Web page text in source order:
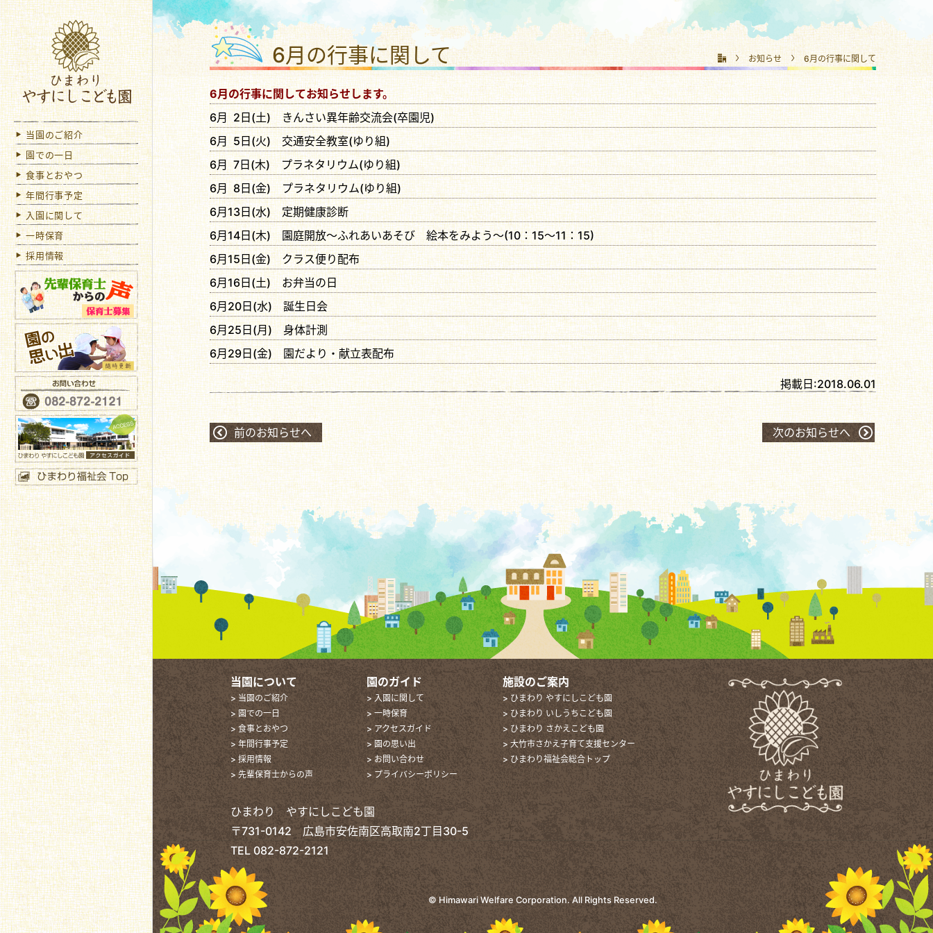
社会福祉法人 ひまわり福祉会
当園のご紹介
園での一日
食事とおやつ
年間行事予定
入園に関して
一時保育
採用情報
6月の行事に関して お知らせ 6月の行事に関して
6月の行事に関してお知らせします。
6月 2日(土) きんさい異年齢交流会(卒園児)
6月 5日(火) 交通安全教室(ゆり組)
6月 7日(木) プラネタリウム(ゆり組)
6月 8日(金) プラネタリウム(ゆり組)
6月13日(水) 定期健康診断
6月14日(木) 園庭開放～ふれあいあそび 絵本をみよう～(10：15～11：15)
6月15日(金) クラス便り配布
6月16日(土) お弁当の日
6月20日(水) 誕生日会
6月25日(月) 身体計測
6月29日(金) 園だより・献立表配布
掲載日:2018.06.01
前のお知らせへ 次のお知らせへ
当園について
> 当園のご紹介
> 園での一日
> 食事とおやつ
> 年間行事予定
> 採用情報
> 先輩保育士からの声
園のガイド
> 入園に関して
> 一時保育
> アクセスガイド
> 園の思い出
> お問い合わせ
> プライバシーポリシー
施設のご案内
> ひまわり やすにしこども園
> ひまわり いしうちこども園
> ひまわり さかえこども園
> 大竹市さかえ子育て支援センター
> ひまわり福祉会総合トップ
ひまわり やすにしこども園
〒731-0142 広島市安佐南区高取南2丁目30-5
TEL 082-872-2121
©Himawari Welfare Corporation.All Rights Reserved.